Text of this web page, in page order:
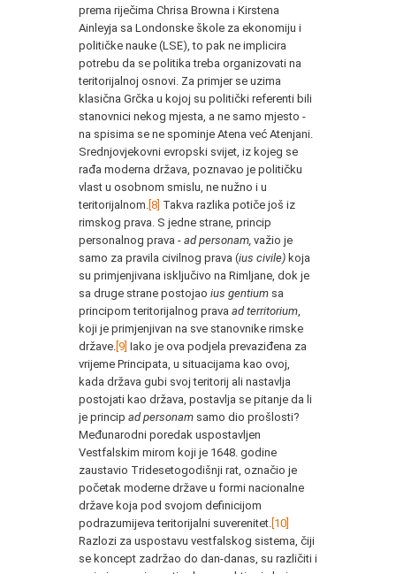
prema riječima Chrisa Browna i Kirstena
Ainleyja sa Londonske škole za ekonomiju i
političke nauke (LSE), to pak ne implicira
potrebu da se politika treba organizovati na
teritorijalnoj osnovi. Za primjer se uzima
klasična Grčka u kojoj su politički referenti bili
stanovnici nekog mjesta, a ne samo mjesto -
na spisima se ne spominje Atena već Atenjani.
Srednjovjekovni evropski svijet, iz kojeg se
rađa moderna država, poznavao je političku
vlast u osobnom smislu, ne nužno i u
teritorijalnom. [8] Takva razlika potiče još iz
rimskog prava. S jedne strane, princip
personalnog prava - ad personam, važio je
samo za pravila civilnog prava (ius civile) koja
su primjenjivana isključivo na Rimljane, dok je
sa druge strane postojao ius gentium sa
principom teritorijalnog prava ad territorium
koji je primjenjivan na sve stanovnike rimske
države. [9] Iako je ova podjela prevaziđena za
vrijeme Principata, u situacijama kao ovoj,
kada država gubi svoj teritorij ali nastavlja
postojati kao država, postavlja se pitanje da li
je princip ad personam samo dio prošlosti?
Međunarodni poredak uspostavljen
Vestfalskim mirom koji je 1648. godine
zaustavio Tridesetogodišnji rat, označio je
početak moderne države u formi nacionalne
države koja pod svojom definicijom
podrazumijeva teritorijalni suverenitet. [10]
Razlozi za uspostavu vestfalskog sistema, čiji
se koncept zadržao do dan-danas, su različiti i